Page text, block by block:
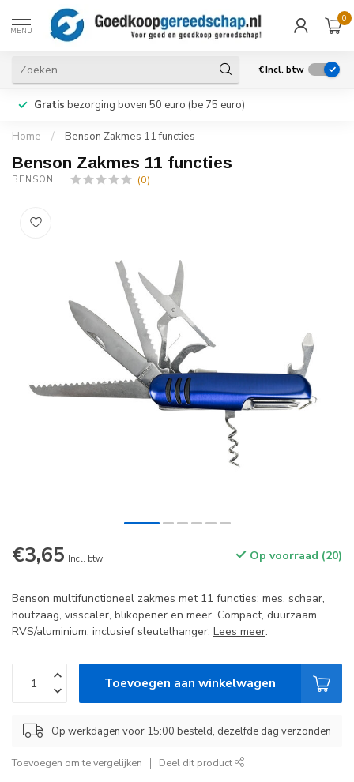
MENU
0
€Incl. btw
Gratis bezorging boven 50 euro (be 75 euro)
Home / Benson Zakmes 11 functies
Benson Zakmes 11 functies
BENSON (0)
€3,65 Incl. btw Op voorraad (20)
Benson multifunctioneel zakmes met 11 functies: mes, schaar,
houtzaag, visscaler, blikopener en meer. Compact, duurzaam
RVS/aluminium, inclusief sleutelhanger. Lees meer.
Toevoegen aan winkelwagen
Op werkdagen voor 15:00 besteld, dezelfde dag verzonden
Toevoegen om te vergelijken Deel dit product